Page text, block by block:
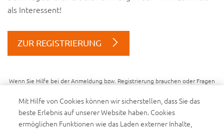
als Interessent!
ZUR REGISTRIERUNG
Wenn Sie Hilfe bei der Anmeldung bzw. Registrierung brauchen oder Fragen
Mit Hilfe von Cookies können wir sicherstellen, dass Sie das
beste Erlebnis auf unserer Website haben. Cookies
ermöglichen Funktionen wie das Laden externer Inhalte,